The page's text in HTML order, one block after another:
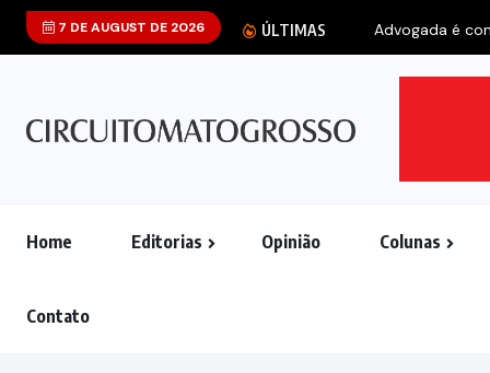
7 DE AUGUST DE 2026 ÚLTIMAS Advogada é
Home Editorias Opinião Colunas
Contato